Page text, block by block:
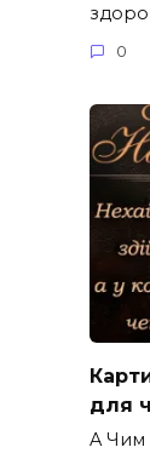
0
для
A Чим